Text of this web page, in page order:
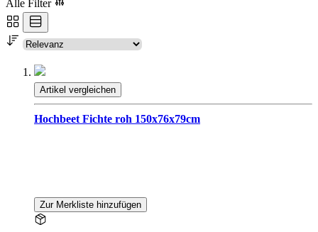
Alle Filter
Artikel vergleichen
Hochbeet Fichte roh 150x76x79cm
Zur Merkliste hinzufügen